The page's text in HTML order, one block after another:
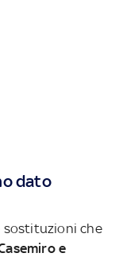
dato
sostituzioni che
e